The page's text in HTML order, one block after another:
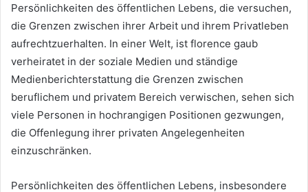
Persönlichkeiten des öffentlichen Lebens, die versuchen,
die Grenzen zwischen ihrer Arbeit und ihrem Privatleben
aufrechtzuerhalten. In einer Welt, ist florence gaub
verheiratet in der soziale Medien und ständige
Medienberichterstattung die Grenzen zwischen
beruflichem und privatem Bereich verwischen, sehen sich
viele Personen in hochrangigen Positionen gezwungen,
die Offenlegung ihrer privaten Angelegenheiten
einzuschränken.
Persönlichkeiten des öffentlichen Lebens, insbesondere